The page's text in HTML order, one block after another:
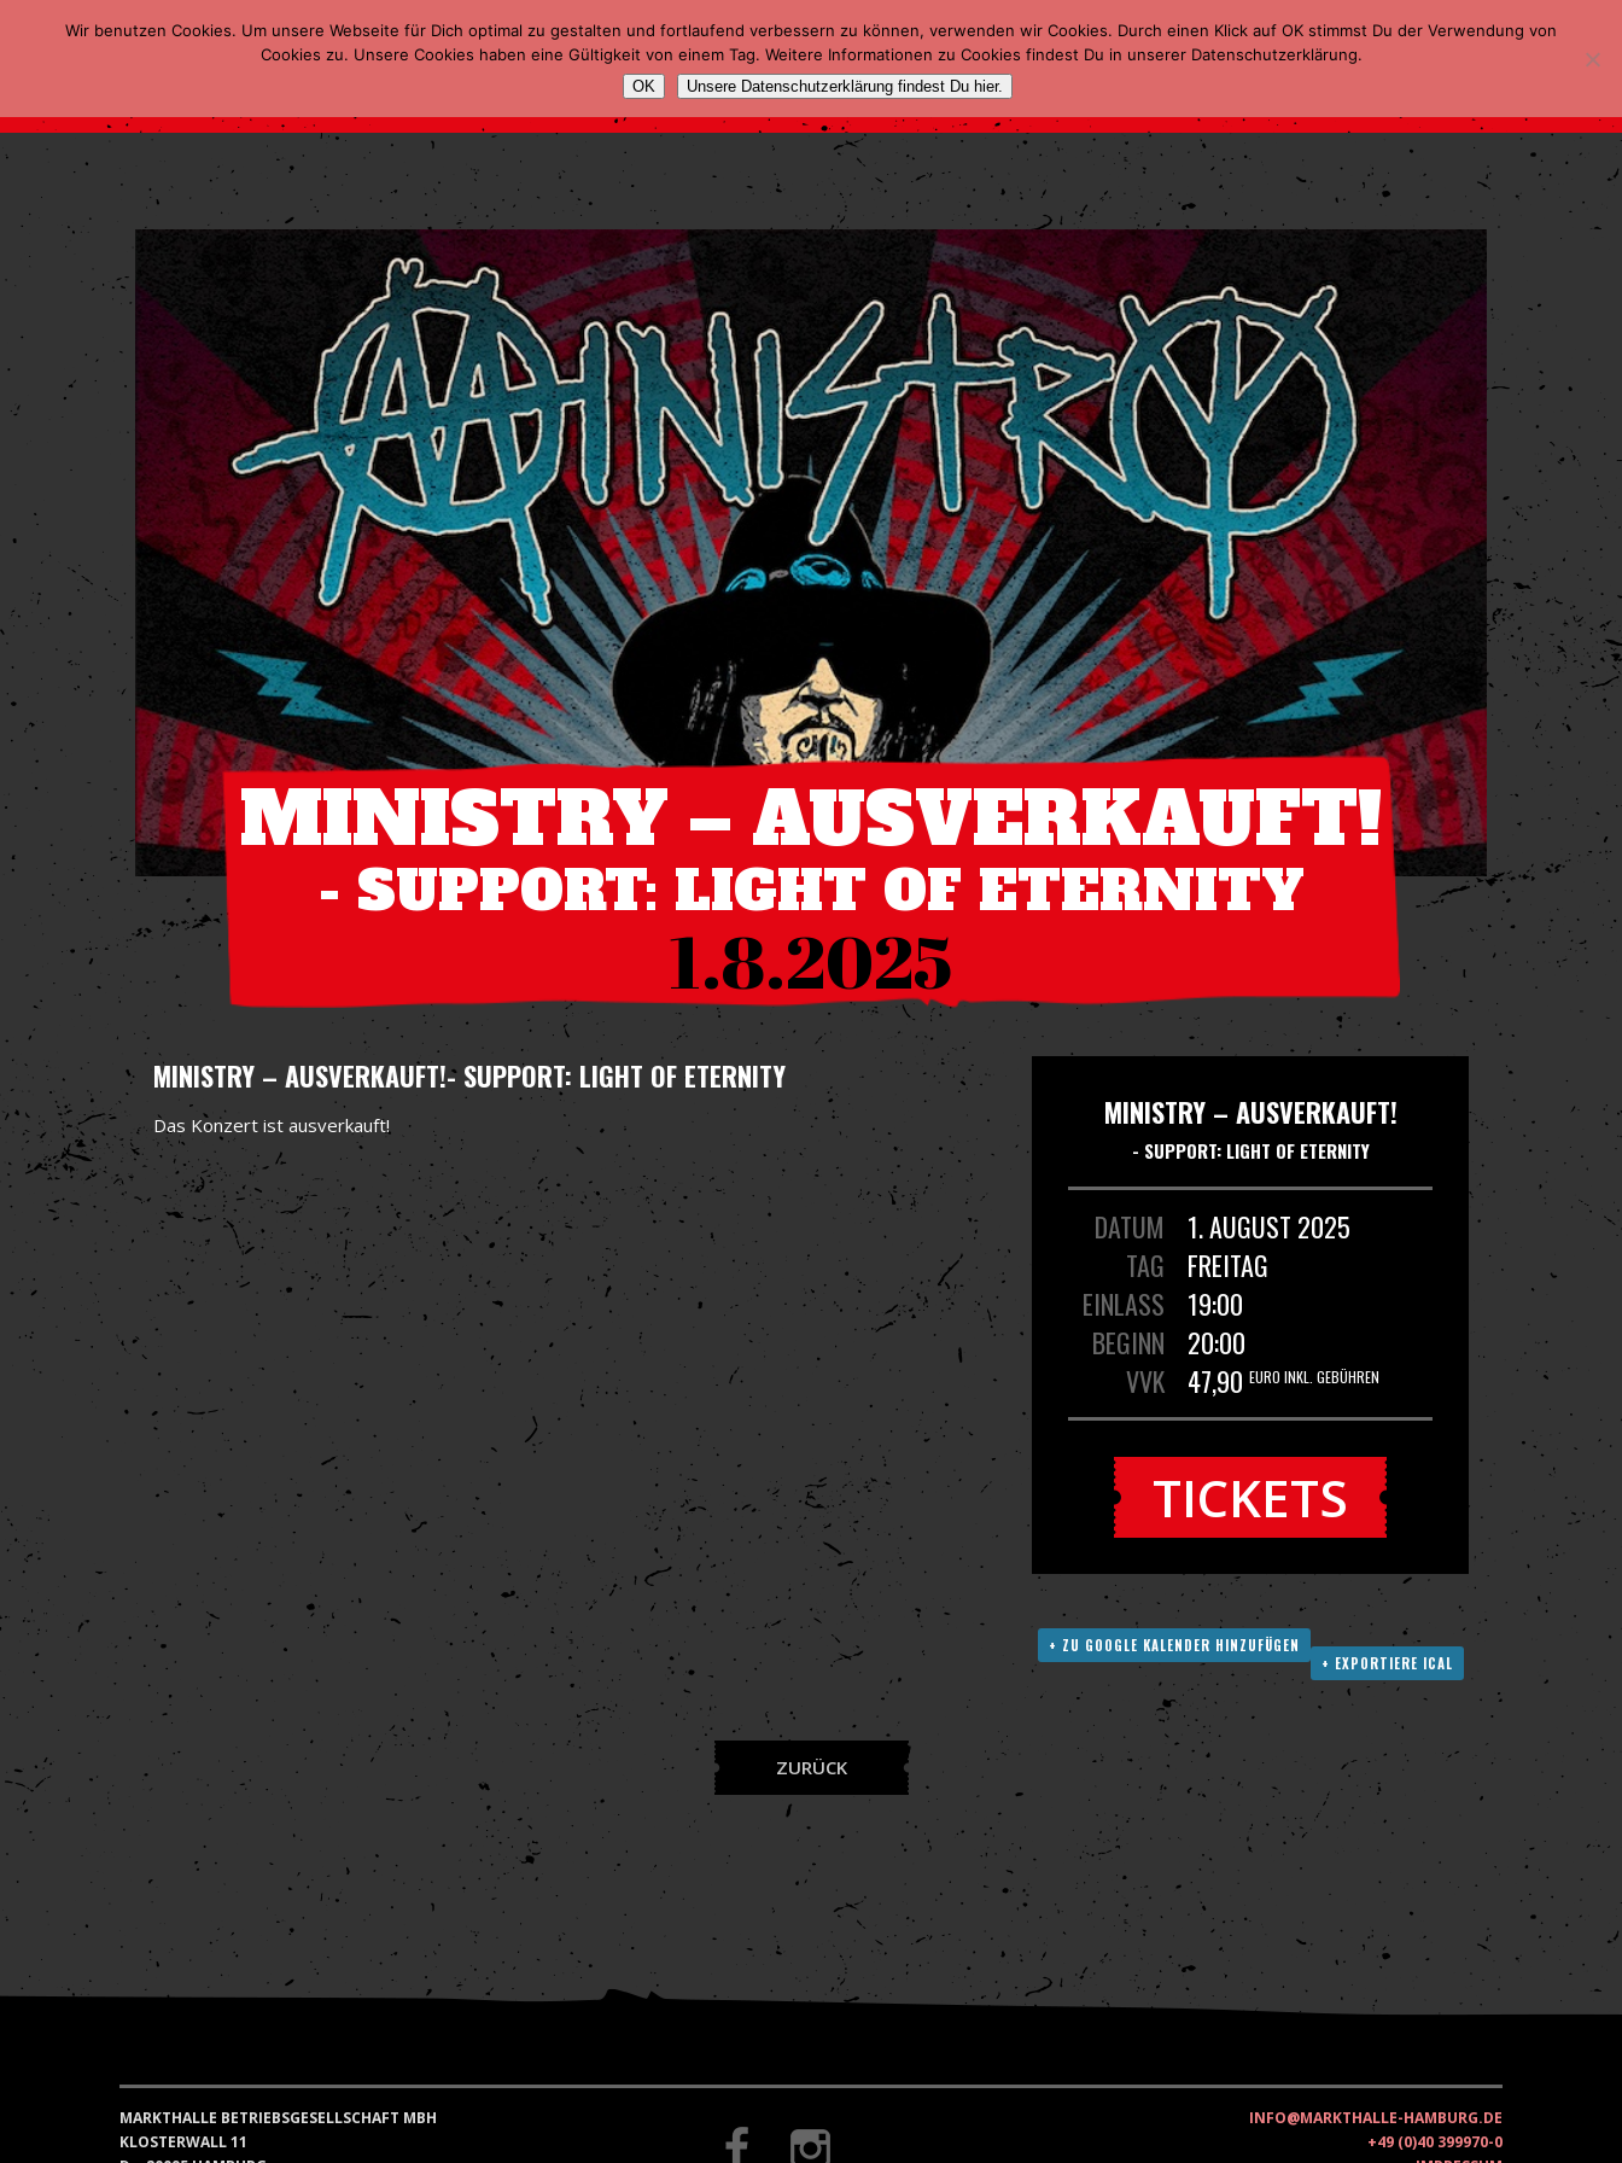
MINISTRY – AUSVERKAUFT!
- SUPPORT: LIGHT OF ETERNITY
1.8.2025
MINISTRY – AUSVERKAUFT!- SUPPORT: LIGHT OF ETERNITY
Das Konzert ist ausverkauft! MINISTRY – AUSVERKAUFT!
- SUPPORT: LIGHT OF ETERNITY
DATUM
1. AUGUST 2025
TAG
FREITAG
EINLASS
19:00
BEGINN
20:00
VVK
47,90 EURO INKL. GEBÜHREN
TICKETS
+ ZU GOOGLE KALENDER HINZUFÜGEN
+ EXPORTIERE ICAL
ZURÜCK
MARKTHALLE BETRIEBSGESELLSCHAFT MBH
KLOSTERWALL 11
INFO@MARKTHALLE-HAMBURG.DE
+49 (0)40 399970-0
Wir benutzen Cookies. Um unsere Webseite für Dich optimal zu gestalten und fortlaufend verbessern zu können, verwenden wir Cookies. Durch einen Klick auf OK stimmst Du der Verwendung von
Cookies zu. Unsere Cookies haben eine Gültigkeit von einem Tag. Weitere Informationen zu Cookies findest Du in unserer Datenschutzerklärung.
OK Unsere Datenschutzerklärung findest Du hier.